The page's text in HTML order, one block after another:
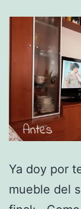
Ya doy por
mueble del